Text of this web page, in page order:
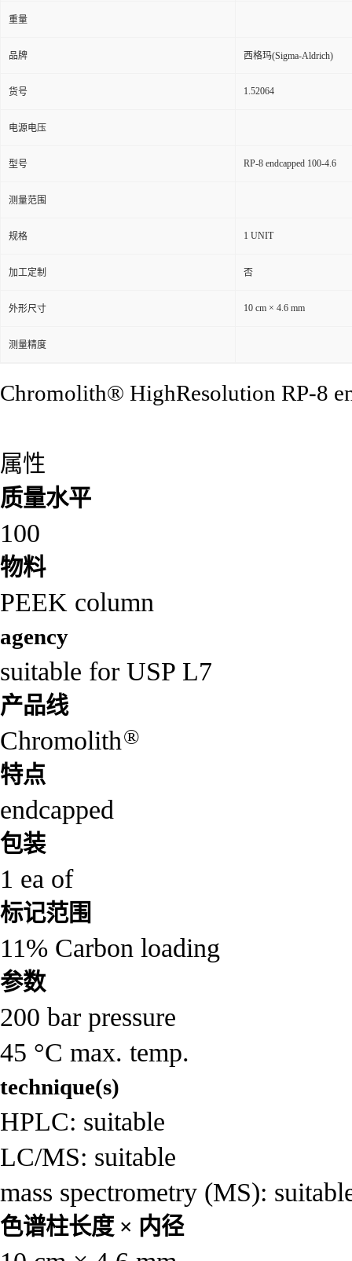
重量
品牌 西格玛(Sigma-Aldrich)
货号 1.52064
电源电压
型号 RP-8 endcapped 100-4.6
测量范围
规格 1 UNIT
加工定制 否
外形尺寸 10 cm × 4.6 mm
测量精度
Chromolith® HighResolution RP-8
属性
质量水平
100
物料
PEEK column
agency
suitable for USP L7
产品线
Chromolith®
特点
endcapped
包装
1 ea of
标记范围
11% Carbon loading
参数
200 bar pressure
45 °C max. temp.
technique(s)
HPLC: suitable
LC/MS: suitable
mass spectrometry (MS):
色谱柱长度 × 内径